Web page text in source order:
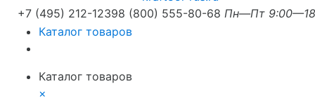
+7 (495) 212-12398 (800) 555-80-68 Пн—Пт
Каталог товаров
Каталог товаров
×